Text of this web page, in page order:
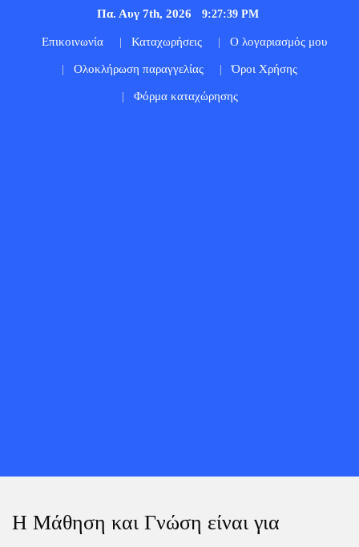
Πα. Αυγ 7th, 2026 9:27:40 PM
Επικοινωνία Καταχωρήσεις Ο λογαριασμός μου
Ολοκλήρωση παραγγελίας Όροι Χρήσης
Φόρμα καταχώρησης
Η Μάθηση και Γνώση είναι για